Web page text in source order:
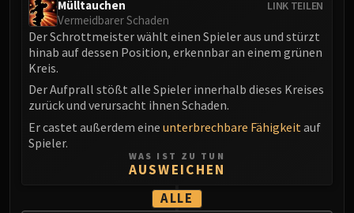
RUBY SANCTUM
Halion
TRIALS OF THE CRUSADER
Lord Jaraxxus
Faction Champions
Anub'Arak
Flame Leviathan
LINK TEILEN
Mülltauchen
Vermeidbarer Schaden
Der Schrottmeister wählt einen Spieler aus und stürzt
hinab auf dessen Position, erkennbar an einem grünen
Kreis.
Der Aufprall stößt alle Spieler innerhalb dieses Kreises
zurück und verursacht ihnen Schaden.
Er castet außerdem eine unterbrechbare Fähigkeit auf
Spieler.
WAS IST ZU TUN
AUSWEICHEN
ALLE